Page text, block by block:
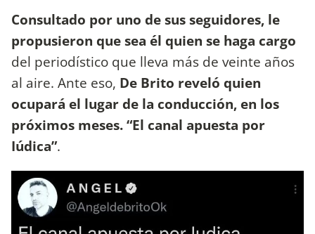
Consultado por uno de sus seguidores, le
propusieron que sea él quien se haga cargo
del periodístico que lleva más de veinte años
al aire. Ante eso, De Brito reveló quien
ocupará el lugar de la conducción, en los
próximos meses. “El canal apuesta por
Iúdica”.